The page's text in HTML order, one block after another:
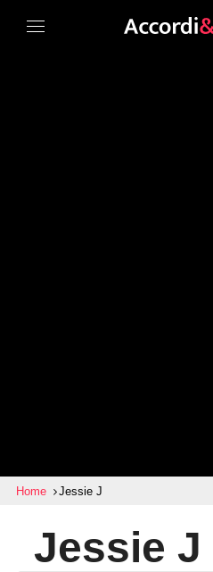
Home Jessie J
Jessie J